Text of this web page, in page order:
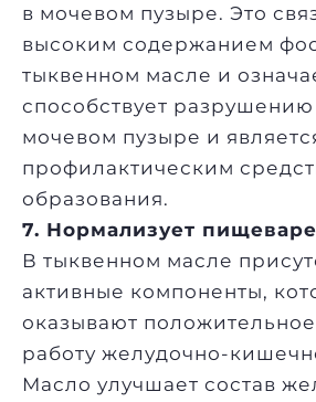
в мочевом пузыре. Это
высоким содержанием
тыквенном масле и
способствует
мочевом пузыре и
профилактическим
образования.
7. Нормализует
В тыквенном масле
активные компоненты,
оказывают
работу желудочно-
Масло улучшает состав